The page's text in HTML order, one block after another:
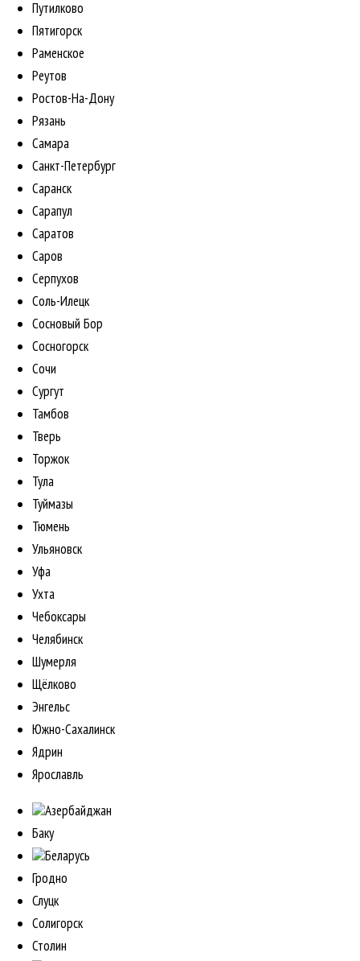
Путилково
Пятигорск
Раменское
Реутов
Ростов-На-Дону
Рязань
Самара
Санкт-Петербург
Саранск
Сарапул
Саратов
Саров
Серпухов
Соль-Илецк
Сосновый Бор
Сосногорск
Сочи
Сургут
Тамбов
Тверь
Торжок
Тула
Туймазы
Тюмень
Ульяновск
Уфа
Ухта
Чебоксары
Челябинск
Шумерля
Щёлково
Энгельс
Южно-Сахалинск
Ядрин
Ярославль
Азербайджан
Баку
Беларусь
Гродно
Слуцк
Солигорск
Столин